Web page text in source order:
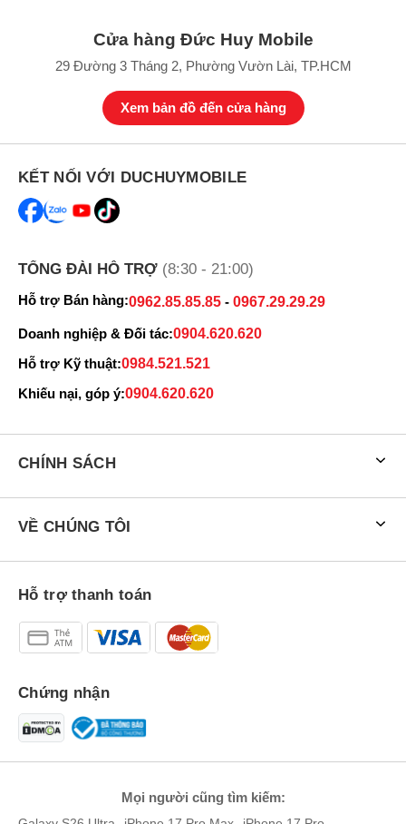
Cửa hàng Đức Huy Mobile
29 Đường 3 Tháng 2, Phường Vườn Lài, TP.HCM
Xem bản đồ đến cửa hàng
KẾT NỐI VỚI DUCHUYMOBILE
TỔNG ĐÀI HỖ TRỢ (8:30 - 21:00)
Hỗ trợ Bán hàng:0962.85.85.85 - 0967.29.29.29
Doanh nghiệp & Đối tác:0904.620.620
Hỗ trợ Kỹ thuật:0984.521.521
Khiếu nại, góp ý:0904.620.620
CHÍNH SÁCH
VỀ CHÚNG TÔI
Hỗ trợ thanh toán
Chứng nhận
Mọi người cũng tìm kiếm: